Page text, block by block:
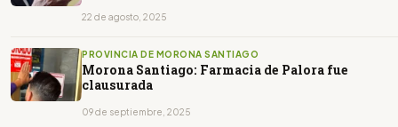
22 de agosto, 2025
PROVINCIA DE MORONA SANTIAGO
Morona Santiago: Farmacia de Palora fue
clausurada
09 de septiembre, 2025